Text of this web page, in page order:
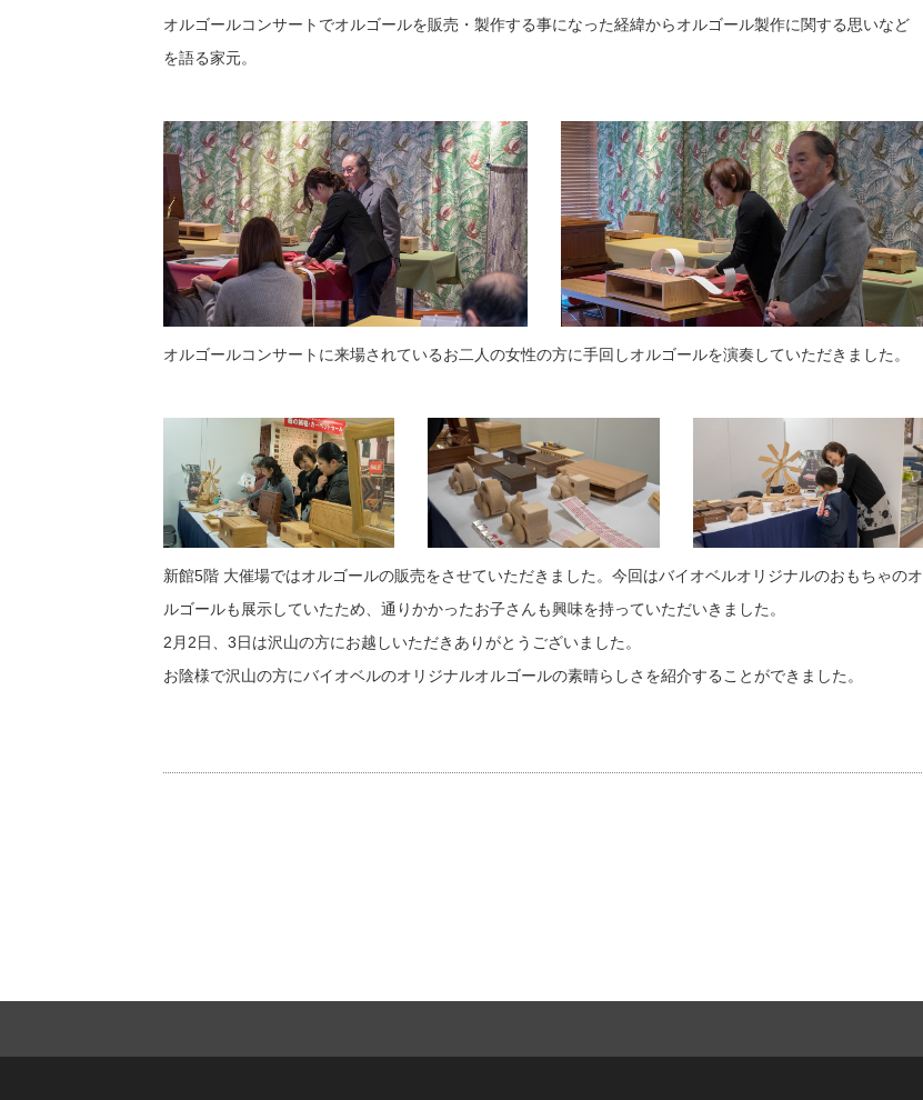
オルゴールコンサートでオルゴールを販売・製作する事になった経緯からオルゴール製作に関する思いなど
を語る家元。
オルゴールコンサートに来場されているお二人の女性の方に手回しオルゴールを演奏していただきました。
新館5階 大催場ではオルゴールの販売をさせていただきました。今回はバイオベルオリジナルのおもちゃのオ
ルゴールも展示していたため、通りかかったお子さんも興味を持っていただいきました。
2月2日、3日は沢山の方にお越しいただきありがとうございました。
お陰様で沢山の方にバイオベルのオリジナルオルゴールの素晴らしさを紹介することができました。